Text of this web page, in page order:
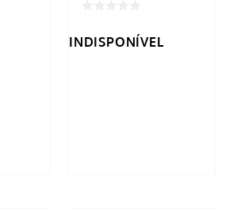
INDISPONÍVEL